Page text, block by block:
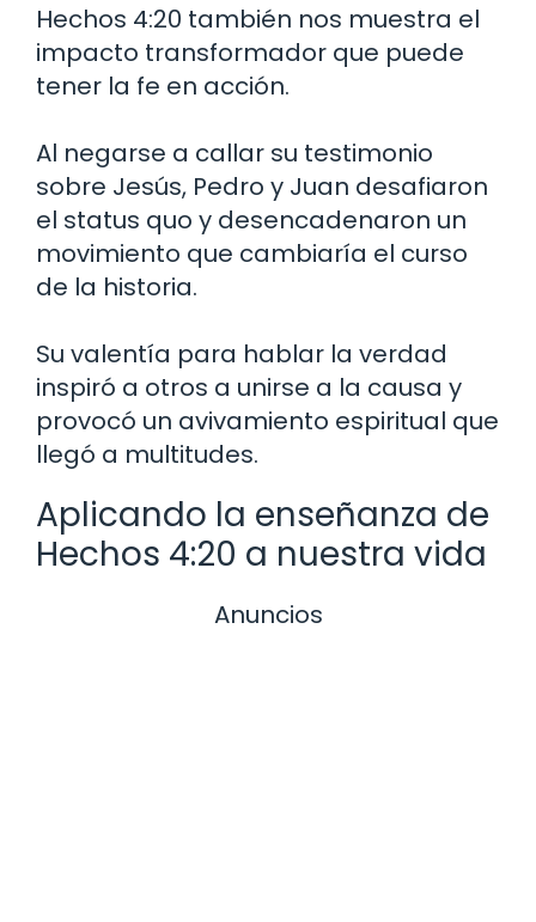
Hechos 4:20 también nos muestra el
impacto transformador que puede
tener la fe en acción.
Al negarse a callar su testimonio
sobre Jesús, Pedro y Juan desafiaron
el status quo y desencadenaron un
movimiento que cambiaría el curso
de la historia.
Su valentía para hablar la verdad
inspiró a otros a unirse a la causa y
provocó un avivamiento espiritual que
llegó a multitudes.
Aplicando la enseñanza de
Hechos 4:20 a nuestra vida
Anuncios